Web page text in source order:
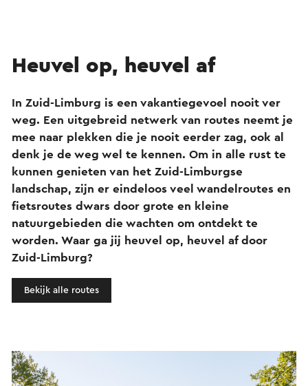
Heuvel op, heuvel af
In Zuid-Limburg is een vakantiegevoel nooit ver
weg. Een uitgebreid netwerk van routes neemt je
mee naar plekken die je nooit eerder zag, ook al
denk je de weg wel te kennen. Om in alle rust te
kunnen genieten van het Zuid-Limburgse
landschap, zijn er eindeloos veel wandelroutes en
fietsroutes dwars door grote en kleine
natuurgebieden die wachten om ontdekt te
worden. Waar ga jij heuvel op, heuvel af door
Zuid-Limburg?
Bekijk alle routes